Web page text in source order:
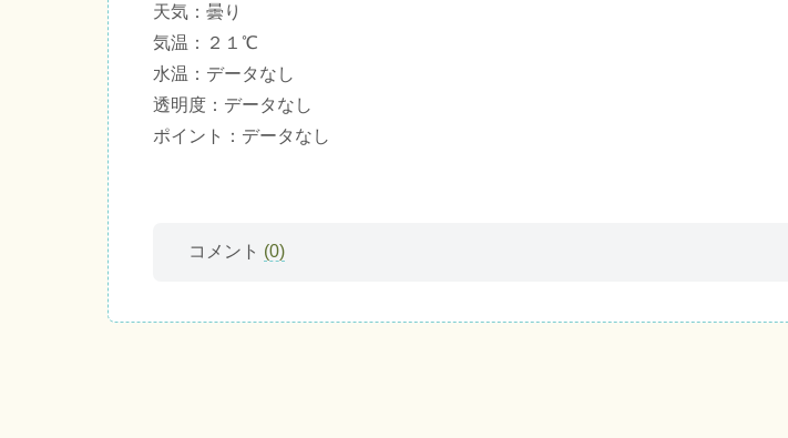
天気：曇り
気温：２１℃
水温：データなし
透明度：データなし
ポイント：データなし
コメント (0)